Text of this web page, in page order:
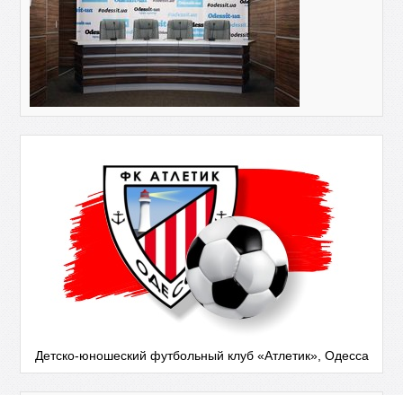
Детско-юношеский футбольный клуб «Атлетик», Одесса